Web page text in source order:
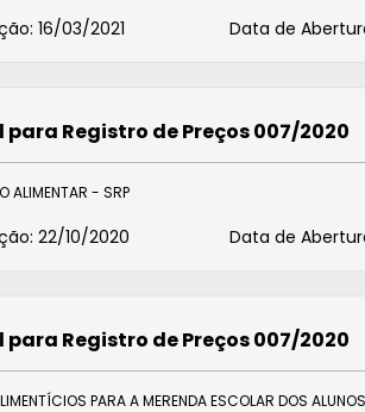
16/03/2021 Data de
para Registro de Preços 007/2020
ALIMENTAR - SRP
22/10/2020 Data de
para Registro de Preços 007/2020
PARA A MERENDA ESCOLAR DOS